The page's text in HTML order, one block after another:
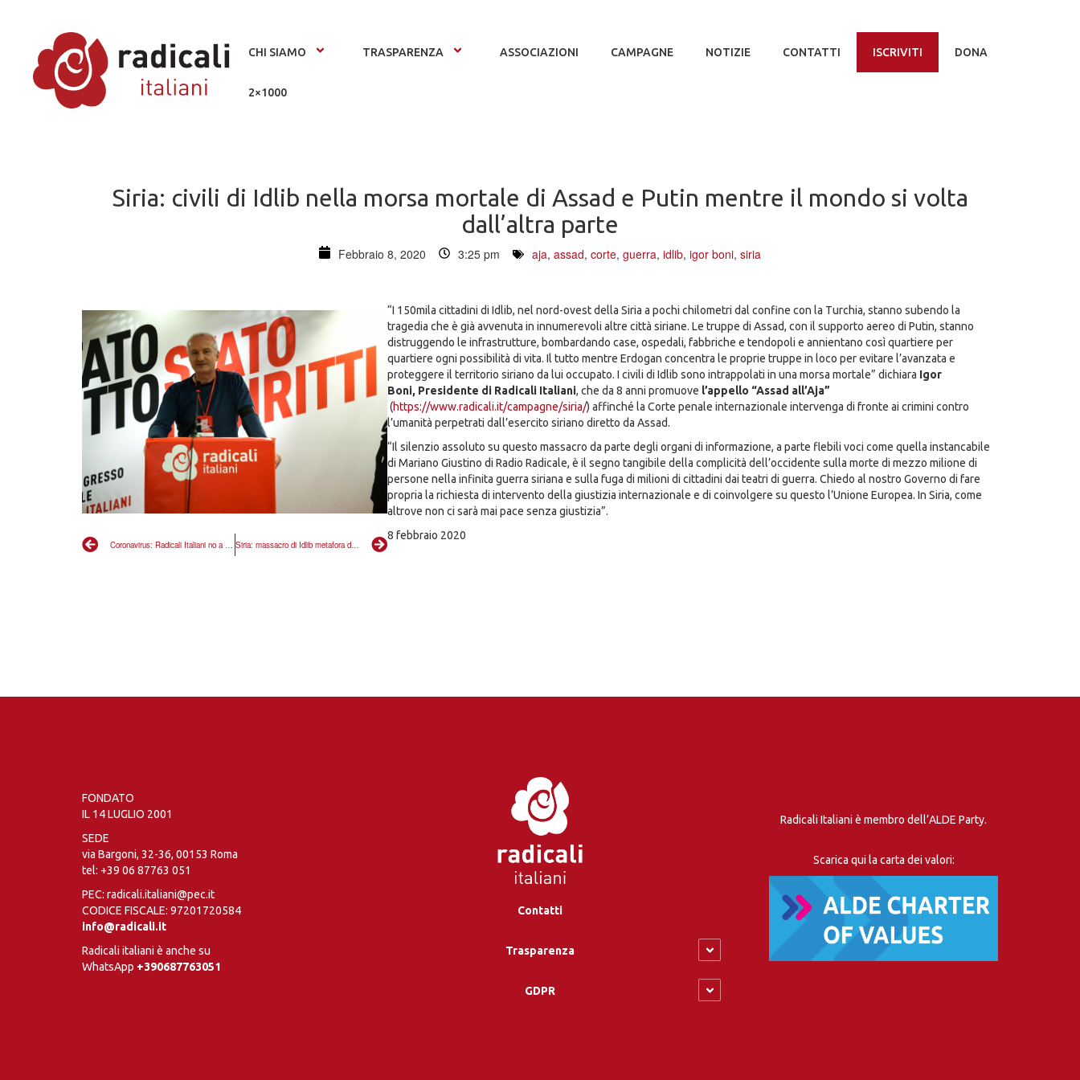
CHI SIAMO TRASPARENZA ASSOCIAZIONI CAMPAGNE NOTIZIE CONTATTI ISCRIVITI DONA
2×1000
Siria: civili di Idlib nella morsa mortale di Assad e Putin mentre il mondo si volta
dall’altra parte
Febbraio 8, 2020 3:25 pm aja, assad, corte, guerra, idlib, igor boni, siria
Coronavirus: Radicali Italiani no a discriminazioni nei confronti di cittadini e esercizi commerciali cinesi Siria: massacro di Idlib metafora della nostra ipocrisia, intervenga giustizia internazionale
“I 150mila cittadini di Idlib, nel nord-ovest della Siria a pochi chilometri dal confine con la Turchia, stanno subendo la
tragedia che è già avvenuta in innumerevoli altre città siriane. Le truppe di Assad, con il supporto aereo di Putin, stanno
distruggendo le infrastrutture, bombardando case, ospedali, fabbriche e tendopoli e annientano così quartiere per
quartiere ogni possibilità di vita. Il tutto mentre Erdogan concentra le proprie truppe in loco per evitare l’avanzata e
proteggere il territorio siriano da lui occupato. I civili di Idlib sono intrappolati in una morsa mortale” dichiara Igor
Boni, Presidente di Radicali Italiani, che da 8 anni promuove l’appello “Assad all’Aja”
(https://www.radicali.it/campagne/siria/) affinché la Corte penale internazionale intervenga di fronte ai crimini contro
l’umanità perpetrati dall’esercito siriano diretto da Assad.
“Il silenzio assoluto su questo massacro da parte degli organi di informazione, a parte flebili voci come quella instancabile
di Mariano Giustino di Radio Radicale, è il segno tangibile della complicità dell’occidente sulla morte di mezzo milione di
persone nella infinita guerra siriana e sulla fuga di milioni di cittadini dai teatri di guerra. Chiedo al nostro Governo di fare
propria la richiesta di intervento della giustizia internazionale e di coinvolgere su questo l’Unione Europea. In Siria, come
altrove non ci sarà mai pace senza giustizia”.
8 febbraio 2020
FONDATO
IL 14 LUGLIO 2001
SEDE
via Bargoni, 32-36, 00153 Roma
tel: +39 06 87763 051
PEC: radicali.italiani@pec.it
CODICE FISCALE: 97201720584
info@radicali.it
Radicali italiani è anche su
WhatsApp +390687763051
Contatti
Trasparenza
GDPR
Radicali Italiani è membro dell’ALDE Party.
Scarica qui la carta dei valori: